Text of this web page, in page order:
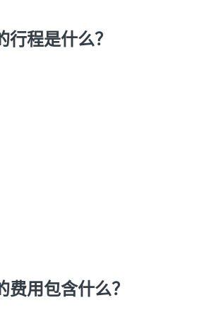
程是什么？
用包含什么？